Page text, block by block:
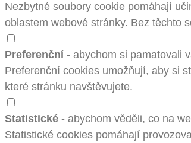
Nezbytné soubory cookie pomáhají
oblastem webové stránky. Bez těchto
Preferenční - abychom si pamatovali
Preferenční cookies umožňují, aby si
které stránku navštěvujete.
Statistické - abychom věděli, co na
Statistické cookies pomáhají